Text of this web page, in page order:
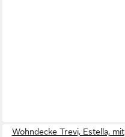
Wohndecke Trevi, Estella, mit